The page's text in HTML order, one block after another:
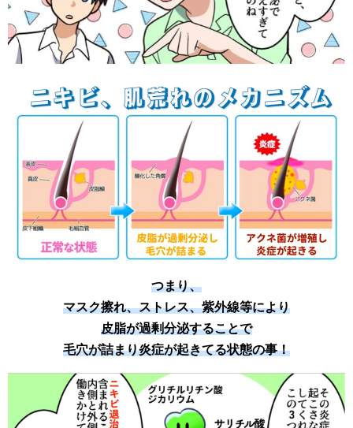
つまり、
マスク擦れ、ストレス、紫外線等により
皮脂が過剰分泌することで
毛穴が詰まり炎症が起きてる状態の事！